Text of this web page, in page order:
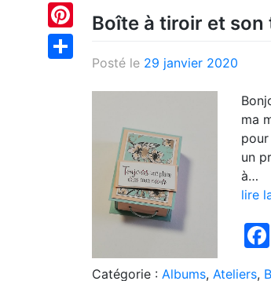
Boîte à tiroir et
Posté le 29 janvier 2020
ma
un
à…
lire
Catégorie : Albums, Ateliers,
X
Pinterest
Partager